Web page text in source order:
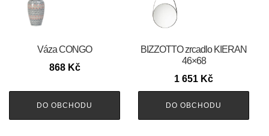
Váza CONGO
868 Kč
DO OBCHODU
BIZZOTTO zrcadlo KIERAN
46×68
1 651 Kč
DO OBCHODU